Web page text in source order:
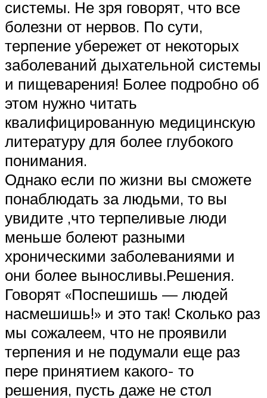
системы. Не зря говорят, что все
болезни от нервов. По сути,
терпение убережет от некоторых
заболеваний дыхательной системы
и пищеварения! Более подробно об
этом нужно читать
квалифицированную медицинскую
литературу для более глубокого
понимания.
Однако если по жизни вы сможете
понаблюдать за людьми, то вы
увидите ,что терпеливые люди
меньше болеют разными
хроническими заболеваниями и
они более выносливы.Решения.
Говорят «Поспешишь — людей
насмешишь!» и это так! Сколько раз
мы сожалеем, что не проявили
терпения и не подумали еще раз
пере принятием какого- то
решения, пусть даже не стол